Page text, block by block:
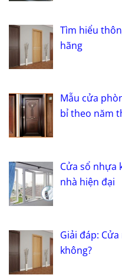
Tìm hiểu
hãng
Mẫu cửa
bỉ theo năm
Cửa sổ nhựa
nhà hiện đại
Giải đáp:
không?